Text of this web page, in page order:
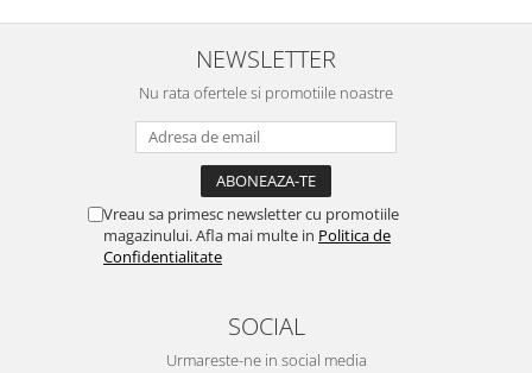
NEWSLETTER
Nu rata ofertele si promotiile noastre
Vreau sa primesc newsletter cu promotiile
magazinului. Afla mai multe in Politica de
Confidentialitate
SOCIAL
Urmareste-ne in social media